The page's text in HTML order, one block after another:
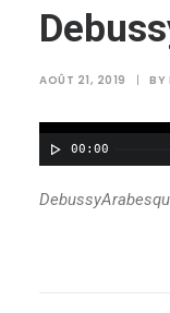
AOÛT 21, 2019 | BY
00:00